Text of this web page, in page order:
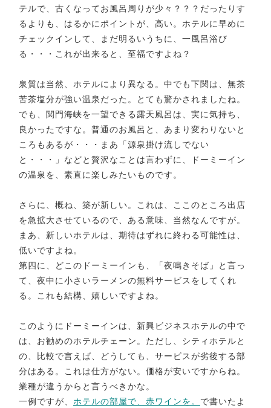
テルで、古くなってお風呂周りが少々？？？だったりす
るよりも、はるかにポイントが、高い。ホテルに早めに
チェックインして、まだ明るいうちに、一風呂浴び
る・・・これが出来ると、至福ですよね？
泉質は当然、ホテルにより異なる。中でも下関は、無茶
苦茶塩分が強い温泉だった。とても驚かされましたね。
でも、関門海峡を一望できる露天風呂は、実に気持ち、
良かったですな。普通のお風呂と、あまり変わりないと
ころもあるが・・・まあ「源泉掛け流しでない
と・・・」などと贅沢なことは言わずに、ドーミーイン
の温泉を、素直に楽しみたいものです。
さらに、概ね、築が新しい。これは、ここのところ出店
を急拡大させているので、ある意味、当然なんですが。
まあ、新しいホテルは、期待はずれに終わる可能性は、
低いですよね。
第四に、どこのドーミーインも、「夜鳴きそば」と言っ
て、夜中に小さいラーメンの無料サービスをしてくれ
る。これも結構、嬉しいですよね。
このようにドーミーインは、新興ビジネスホテルの中で
は、お勧めのホテルチェーン。ただし、シティホテルと
の、比較で言えば、どうしても、サービスが劣後する部
分はある。これは仕方がない。価格が安いですからね。
業種が違うからと言うべきかな。
一例ですが、 ホテルの部屋で、赤ワインを。 で書いたよ